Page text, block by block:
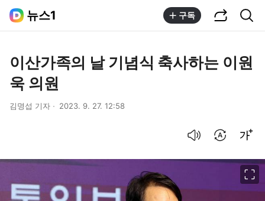
뉴스1 구독
이산가족의 날 기념식 축사하는 이원
욱 의원
김명섭 기자 2023. 9. 27. 12:58